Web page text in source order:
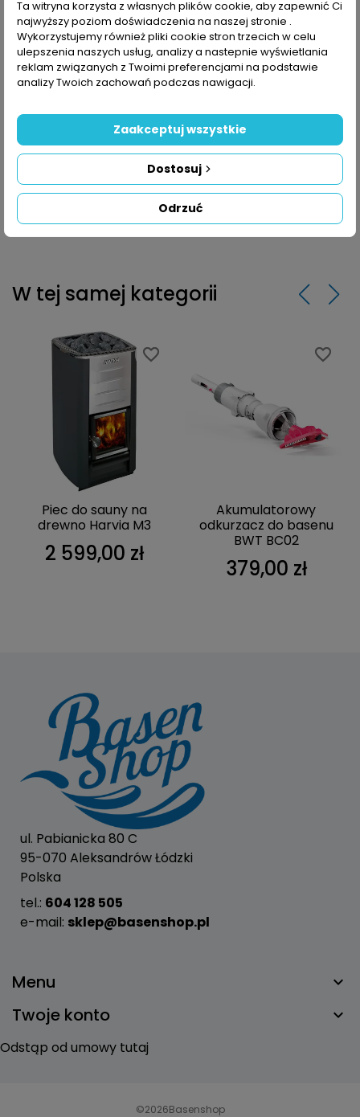
W tej samej kategorii
favorite_border
favorite_border
Piec do sauny na
drewno Harvia M3
2 599,00 zł
favorite_border
favorite_border
Akumulatorowy
odkurzacz do basenu
BWT BC02
379,00 zł
ul. Pabianicka 80 C
95-070 Aleksandrów Łódzki
Polska
tel.: 604 128 505
e-mail: sklep@basenshop.pl
Menu
Twoje konto
Odstąp od umowy tutaj
©2026Basenshop
Ta witryna korzysta z własnych plików cookie, aby zapewnić Ci
najwyższy poziom doświadczenia na naszej stronie .
Wykorzystujemy również pliki cookie stron trzecich w celu
ulepszenia naszych usług, analizy a nastepnie wyświetlania
reklam związanych z Twoimi preferencjami na podstawie
analizy Twoich zachowań podczas nawigacji.
Odrzuć
Dostosuj
Zaakceptuj wszystkie